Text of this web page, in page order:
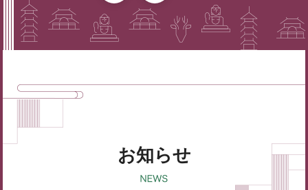
お知らせ